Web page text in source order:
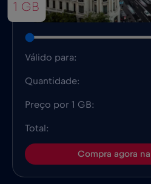
1 GB
Válido para:
Quantidade:
Preço por 1 GB:
Total:
Compra agora